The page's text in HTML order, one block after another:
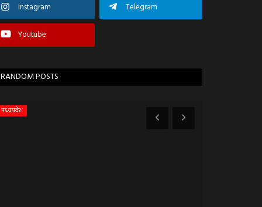
Instagram Telegram
Youtube
RANDOM POSTS
मध्यप्रदेश